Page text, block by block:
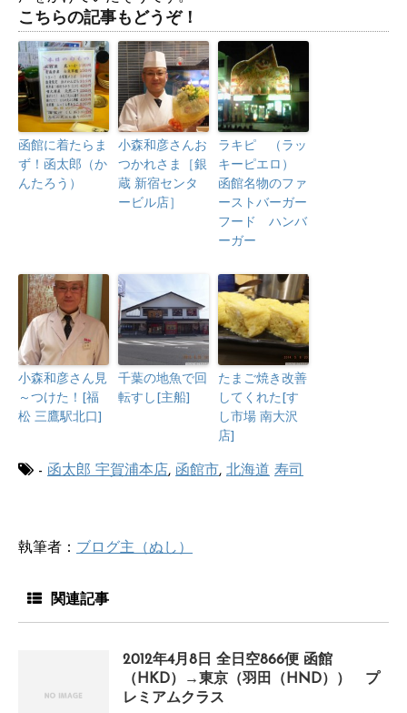
こちらの記事もどうぞ！
函館に着たらま
ず！函太郎（か
んたろう）
小森和彦さんお
つかれさま［銀
蔵 新宿センタ
ービル店］
ラキピ （ラッ
キーピエロ）
函館名物のファ
ーストバーガー
フード ハンバ
ーガー
小森和彦さん見
～つけた！[福
松 三鷹駅北口]
千葉の地魚で回
転すし[主船]
たまご焼き改善
してくれた[す
し市場 南大沢
店]
- 函太郎 宇賀浦本店, 函館市, 北海道 寿司
執筆者： ブログ主（ぬし）
関連記事
2012年4月8日 全日空866便 函館
（HKD）→東京（羽田（HND）） プ
レミアムクラス